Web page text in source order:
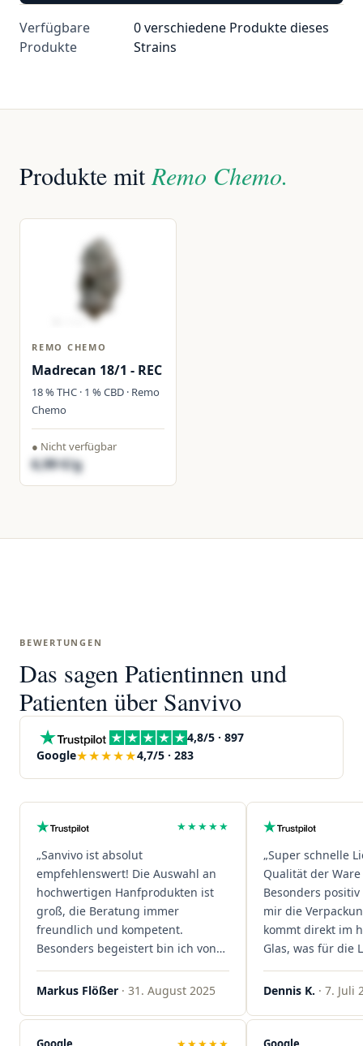
Verfügbare
Produkte
0 verschiedene Produkte dieses
Strains
Produkte mitRemo Chemo.
REMO CHEMO
Madrecan 18/1 - REC
18 % THC · 1 % CBD · Remo
Chemo
● Nicht verfügbar
6,99 €/g
BEWERTUNGEN
Das sagen Patientinnen und
Patienten über Sanvivo
4,8/5 · 897
Google★★★★★4,7/5 · 283
★★★★★
„Sanvivo ist absolut
empfehlenswert! Die Auswahl an
hochwertigen Hanfprodukten ist
groß, die Beratung immer
freundlich und kompetent.
Besonders begeistert bin ich von
der schnellen Rezeptannahme –
alles läuft unkompliziert und
sind extrem zügig, was mir jedes
Mal viel Zeit spart. Man merkt,
Markus Flößer · 31. August 2025
„Super schnelle
Qualität der
Besonders
mir die
kommt direkt im
Glas, was für die
ist. Ich bestelle
wieder!"
Dennis K. · 7. Juli